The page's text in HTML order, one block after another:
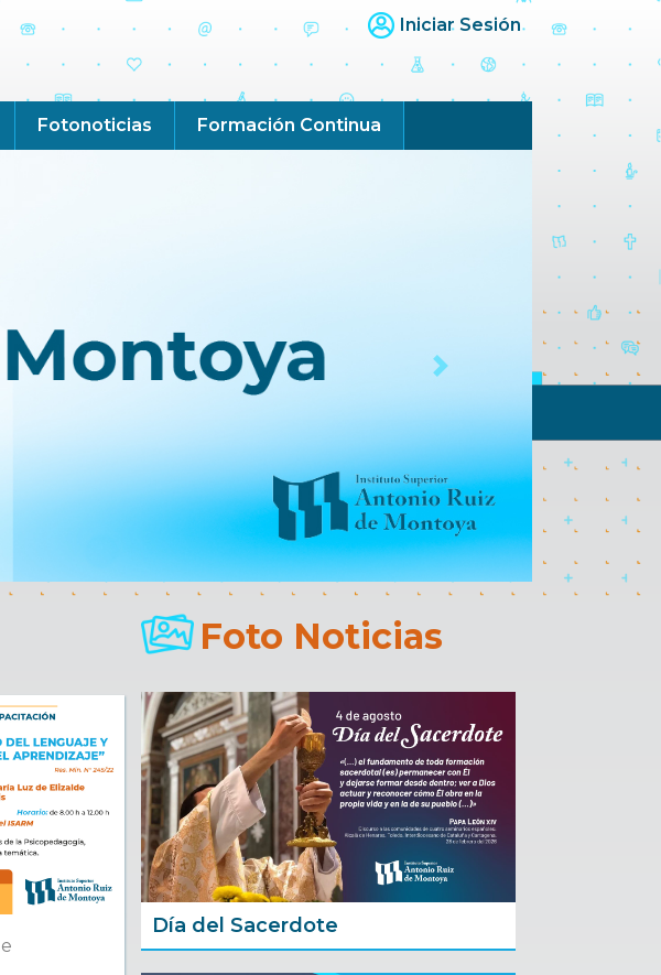
Iniciar Sesión
Fotonoticias Formación Continua
Next
Foto Noticias
Día del Sacerdote